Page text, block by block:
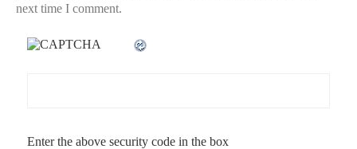
next time I comment.
Enter the above security code in the box